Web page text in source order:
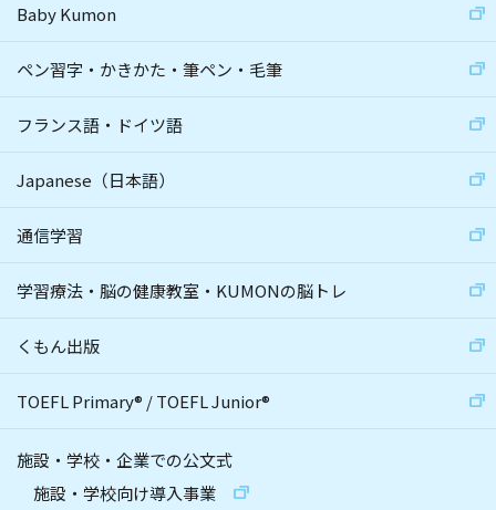
Baby Kumon
ペン習字・かきかた・筆ペン・毛筆
フランス語・ドイツ語
Japanese（日本語）
通信学習
学習療法・脳の健康教室・KUMONの脳トレ
くもん出版
TOEFL Primary® /TOEFL Junior®
施設・学校・企業での公文式
施設・学校向け導入事業